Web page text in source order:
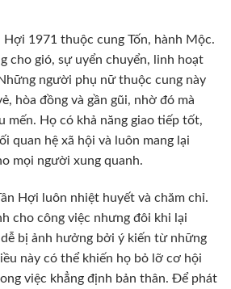
Hợi 1971 thuộc cung Tốn, hành Mộc.
cho gió, sự uyển chuyển, linh hoạt
người phụ nữ thuộc cung này
hòa đồng và gần gũi, nhờ đó mà
mến. Họ có khả năng giao tiếp tốt,
quan hệ xã hội và luôn mang lại
mọi người xung quanh.
Hợi luôn nhiệt huyết và chăm chỉ.
cho công việc nhưng đôi khi lại
bị ảnh hưởng bởi ý kiến từ những
này có thể khiến họ bỏ lỡ cơ hội
việc khẳng định bản thân. Để phát